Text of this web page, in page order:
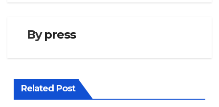
Bypress
Related Post